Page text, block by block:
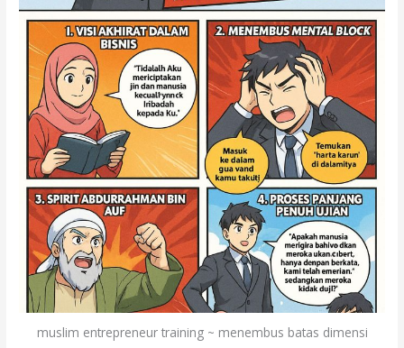
muslim entrepreneur training ~ menembus batas dimensi